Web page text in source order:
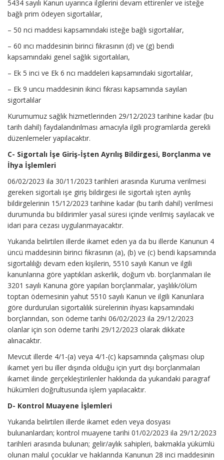
5434 sayılı Kanun uyarınca ilgilerini devam ettirenler ve isteğe
bağlı prim ödeyen sigortalılar,
– 50 nci maddesi kapsamındaki isteğe bağlı sigortalılar,
– 60 ıncı maddesinin birinci fıkrasının (d) ve (g) bendi
kapsamındaki genel sağlık sigortalıları,
– Ek 5 inci ve Ek 6 ncı maddeleri kapsamındaki sigortalılar,
– Ek 9 uncu maddesinin ikinci fıkrası kapsamında sayılan
sigortalılar
Kurumumuz sağlık hizmetlerinden 29/12/2023 tarihine kadar (bu
tarih dahil) faydalandırılması amacıyla ilgili programlarda gerekli
düzenlemeler yapılacaktır.
C- Sigortalı İşe Giriş-İşten Ayrılış Bildirgesi, Borçlanma ve
İhya İşlemleri
06/02/2023 ila 30/11/2023 tarihleri arasında Kuruma verilmesi
gereken sigortalı işe giriş bildirgesi ile sigortalı işten ayrılış
bildirgelerinin 15/12/2023 tarihine kadar (bu tarih dahil) verilmesi
durumunda bu bildirimler yasal süresi içinde verilmiş sayılacak ve
idari para cezası uygulanmayacaktır.
Yukarıda belirtilen illerde ikamet eden ya da bu illerde Kanunun 4
üncü maddesinin birinci fıkrasının (a), (b) ve (c) bendi kapsamında
sigortalılığı devam eden kişilerin, 5510 sayılı Kanun ve ilgili
kanunlarına göre yaptıkları askerlik, doğum vb. borçlanmaları ile
3201 sayılı Kanuna göre yapılan borçlanmalar, yaşlılık/ölüm
toptan ödemesinin yahut 5510 sayılı Kanun ve ilgili Kanunlara
göre durdurulan sigortalılık sürelerinin ihyası kapsamındaki
borçlarından, son ödeme tarihi 06/02/2023 ila 29/12/2023
olanlar için son ödeme tarihi 29/12/2023 olarak dikkate
alınacaktır.
Mevcut illerde 4/1-(a) veya 4/1-(c) kapsamında çalışması olup
ikamet yeri bu iller dışında olduğu için yurt dışı borçlanmaları
ikamet ilinde gerçekleştirilenler hakkında da yukarıdaki paragraf
hükümleri doğrultusunda işlem yapılacaktır.
D- Kontrol Muayene İşlemleri
Yukarıda belirtilen illerde ikamet eden veya dosyası
bulunanlardan; kontrol muayene tarihi 01/02/2023 ila 29/12/2023
tarihleri arasında bulunan; gelir/aylık sahipleri, bakmakla yükümlü
olunan malul çocuklar ve haklarında Kanunun 28 inci maddesinin